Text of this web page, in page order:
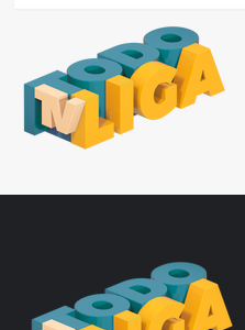
divisionales